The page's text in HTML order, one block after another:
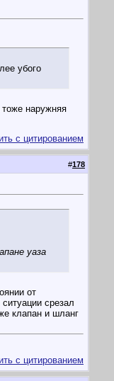
убого
наружняя
#178
уаза
от
срезал
клапан и шланг